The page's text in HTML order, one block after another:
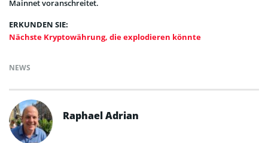
Mainnet voranschreitet.
ERKUNDEN SIE:
Nächste Kryptowährung, die explodieren könnte
NEWS
Raphael Adrian